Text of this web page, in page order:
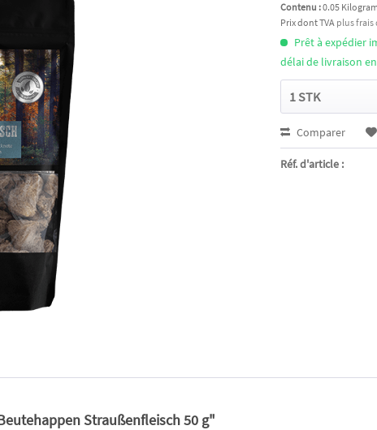
Contenu :0.05
Prix dont TVA plus frais
Prêt à expédier
délai de livraison
Comparer
Réf. d'article :
Straußenfleisch 50 g"